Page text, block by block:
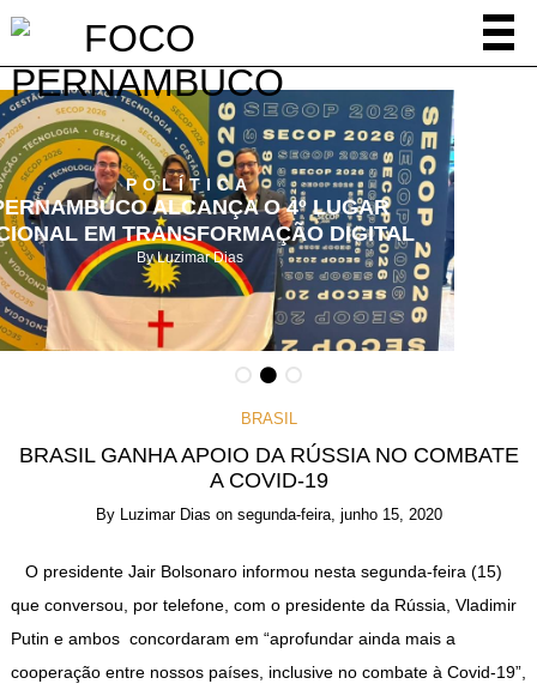
POLÍTICA
ELEIÇÕES 2026: MIGUEL COELHO ANUNCIA
OFICIALMENTE CANDIDATURA A DEPUTADO
FEDERAL
ByLuzimar Dias
BRASIL
BRASIL GANHA APOIO DA RÚSSIA NO COMBATE
A COVID-19
By Luzimar Dias on segunda-feira, junho 15, 2020
O presidente Jair Bolsonaro informou nesta segunda-feira (15)
que conversou, por telefone, com o presidente da Rússia, Vladimir
Putin e ambos concordaram em “aprofundar ainda mais a
cooperação entre nossos países, inclusive no combate à Covid-19”,